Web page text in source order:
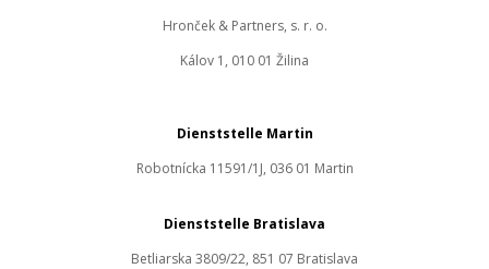
Dienststelle Martin
Robotnícka 11591/1J, 036 01 Martin
Hronček & Partners, s. r. o.
Kálov 1, 010 01 Žilina
Dienststelle Bratislava
Betliarska 3809/22, 851 07 Bratislava